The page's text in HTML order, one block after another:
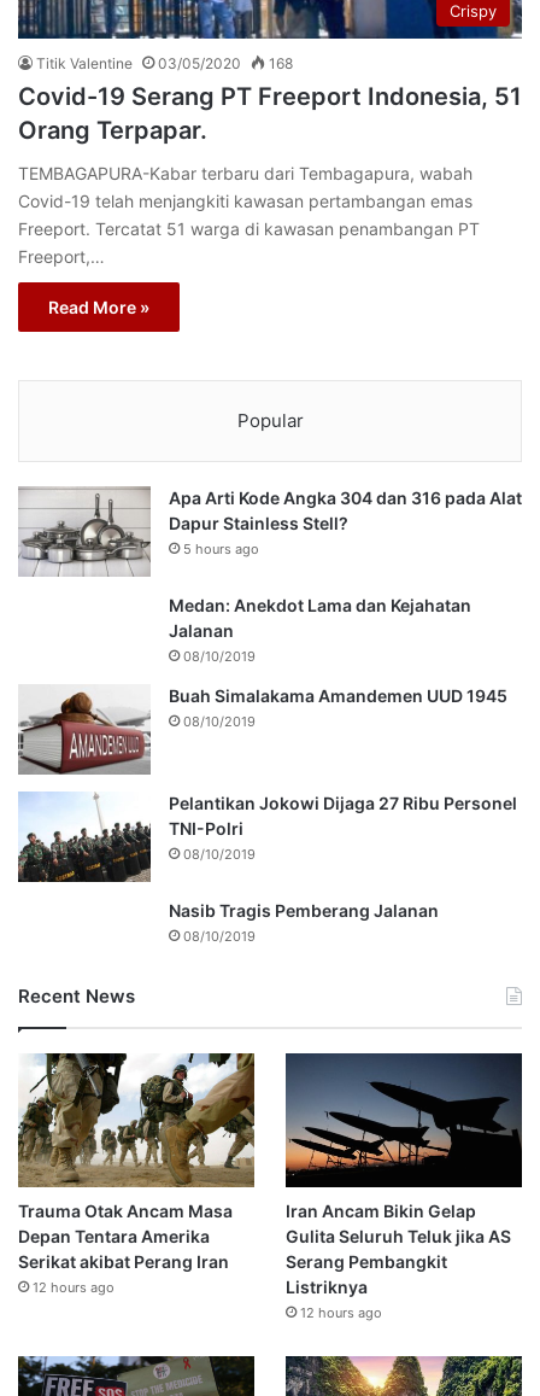
Crispy
Titik Valentine 03/05/2020 168
Covid-19 Serang PT Freeport Indonesia, 51
Orang Terpapar.
TEMBAGAPURA-Kabar terbaru dari Tembagapura, wabah
Covid-19 telah menjangkiti kawasan pertambangan emas
Freeport. Tercatat 51 warga di kawasan penambangan PT
Freeport,…
Read More »
Popular
Apa Arti Kode Angka 304 dan 316 pada Alat
Dapur Stainless Stell?
5 hours ago
Medan: Anekdot Lama dan Kejahatan
Jalanan
08/10/2019
Buah Simalakama Amandemen UUD 1945
08/10/2019
Pelantikan Jokowi Dijaga 27 Ribu Personel
TNI-Polri
08/10/2019
Nasib Tragis Pemberang Jalanan
08/10/2019
Recent News
Trauma Otak Ancam Masa
Depan Tentara Amerika
Serikat akibat Perang Iran
12 hours ago
Iran Ancam Bikin Gelap
Gulita Seluruh Teluk jika AS
Serang Pembangkit
Listriknya
12 hours ago